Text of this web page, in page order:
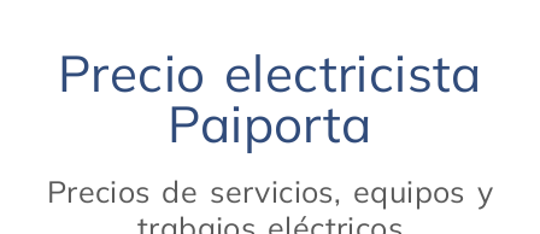
Precio electricista
Paiporta
Precios de servicios, equipos y